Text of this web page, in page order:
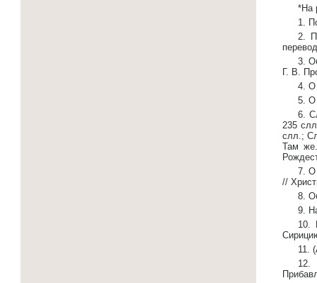
*На
1.
2.
3.
Г. В.
4. О
5. О
6.
235
слл.;
Там
7. О
//
8.
9.
10.
11.
12.